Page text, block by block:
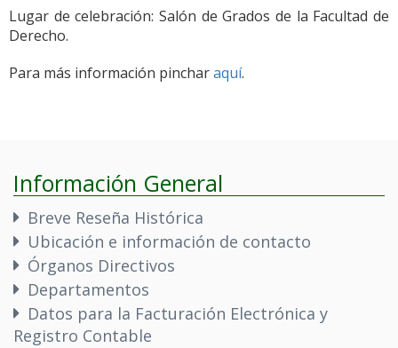
Lugar de celebración: Salón de Grados de la Facultad de
Derecho.
Para más información pincharaquí.
Información General
Breve Reseña Histórica
Ubicación e información de contacto
Órganos Directivos
Departamentos
Datos para la Facturación Electrónica y
Registro Contable